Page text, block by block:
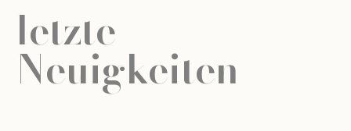
letzte
Neuigkeiten